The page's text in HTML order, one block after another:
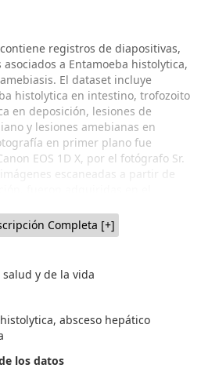
registros de diapositivas,
a Entamoeba histolytica,
El dataset incluye
histolytica en intestino, trofozoito
en deposición, lesiones de
y lesiones amebianas en
en primer plano fue
EOS 1D X, por el fotógrafo Sr.
escaneadas a partir de
y Antonia Sánchez, estudiantes de
Castañeda, Escuela de Tecnología
material: Colección Biológica de
ICBM, Facultad de Medicina,
parcial a través de
IP Prof. Inés Zulantay.
generaciones de académicos
Dr. Hugo Schenone y
procedente de Sede Sur, Dr.
que incluye donaciones de
La CBPar se encuentra
Completa [+]
y de la vida
absceso hepático
los datos